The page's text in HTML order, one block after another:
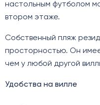
настольным футболом
втором этаже.
Собственный пляж
просторностью. Он
чем у любой другой
Удобства на вилле